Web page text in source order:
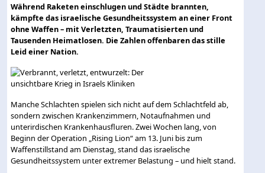
Während Raketen einschlugen und Städte brannten,
kämpfte das israelische Gesundheitssystem an einer Front
ohne Waffen – mit Verletzten, Traumatisierten und
Tausenden Heimatlosen. Die Zahlen offenbaren das stille
Leid einer Nation.
Manche Schlachten spielen sich nicht auf dem Schlachtfeld ab,
sondern zwischen Krankenzimmern, Notaufnahmen und
unterirdischen Krankenhausfluren. Zwei Wochen lang, von
Beginn der Operation „Rising Lion“ am 13. Juni bis zum
Waffenstillstand am Dienstag, stand das israelische
Gesundheitssystem unter extremer Belastung – und hielt stand.